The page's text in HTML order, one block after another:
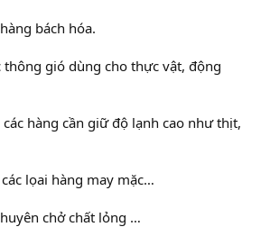
bách hóa.
thông gió dùng cho thực vật, động
hàng cần giữ độ lạnh cao như thịt,
lọai hàng may mặc…
chở chất lỏng …